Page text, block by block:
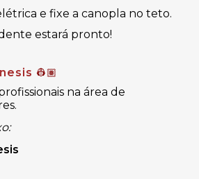
e fixe a canopla no teto.
estará pronto!
👷🏽
na área de